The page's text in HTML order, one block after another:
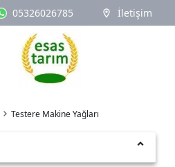
05326026785 İletişim
Logo
Testere Makine Yağları